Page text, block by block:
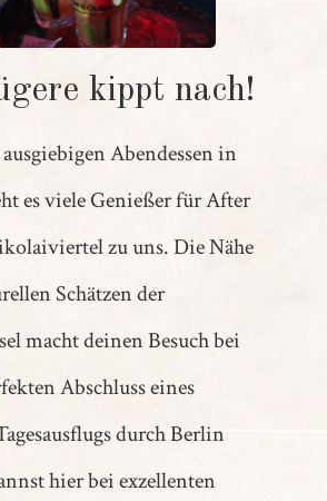
kippt nach!
Abendessen in
es viele Genießer für After
zu uns. Die Nähe
Schätzen der
macht deinen Besuch bei
Abschluss eines
durch Berlin
hier bei exzellenten